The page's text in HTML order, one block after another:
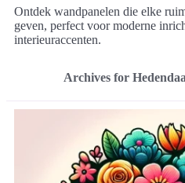
Ontdek wandpanelen die elke
geven, perfect voor moderne
interieuraccenten.
Archives for